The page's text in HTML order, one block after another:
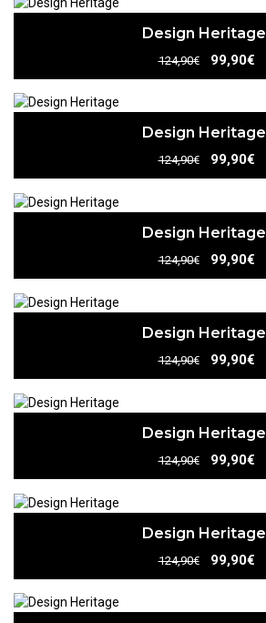
Design Heritage
124,90€ 99,90€
Design Heritage
124,90€ 99,90€
Design Heritage
124,90€ 99,90€
Design Heritage
124,90€ 99,90€
Design Heritage
124,90€ 99,90€
Design Heritage
124,90€ 99,90€